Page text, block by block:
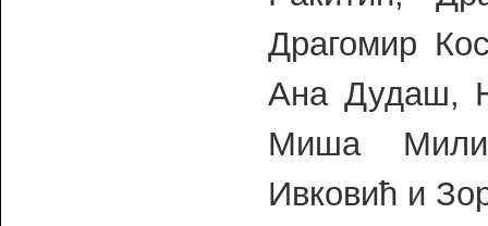
Драгомир
Ана Дудаш,
Миша
Ивковић и